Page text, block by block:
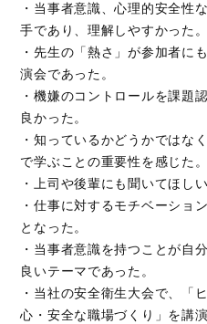
・当事者意識、心理的安全性
手であり、理解しやすかった。
・先生の「熱さ」が参加者に
演会であった。
・機嫌のコントロールを課題
良かった。
・知っているかどうかではな
で学ぶことの重要性を感じた。
・上司や後輩にも聞いてほし
・仕事に対するモチベーショ
となった。
・当事者意識を持つことが自
良いテーマであった。
・当社の安全衛生大会で、「
心・安全な職場づくり」を講